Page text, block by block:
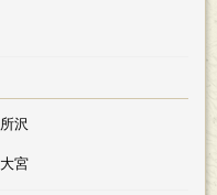
所沢
大宮